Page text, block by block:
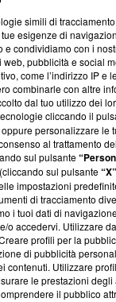
editoriali e su
Inoltre, afferma la
Integrity’Blasting
ma ha
ha ancora
simili di
esigenze di
e condividiamo con i
pubblicità e social
come l’indirizzo IP e
combinarle con altre
dal tuo utilizzo dei
cliccando il
personalizzare le
al trattamento
sul pulsante
sul pulsante“X”
impostazioni
di tracciamento
i tuoi dati di
o accedervi. Utilizzare
profili per la
di pubblicità
contenuti. Utilizzare
le prestazioni
il pubblico